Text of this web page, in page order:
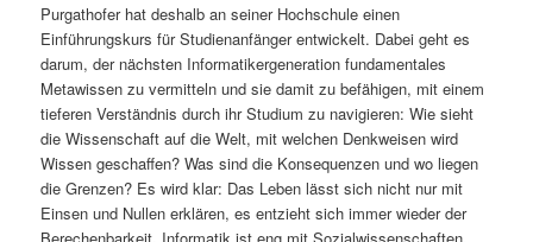
n
Purgathofer hat deshalb an seiner Hochschule einen
Einführungskurs für Studienanfänger entwickelt. Dabei geht es
darum, der nächsten Informatikergeneration fundamentales
Metawissen zu vermitteln und sie damit zu befähigen, mit einem
tieferen Verständnis durch ihr Studium zu navigieren: Wie sieht
die Wissenschaft auf die Welt, mit welchen Denkweisen wird
Wissen geschaffen? Was sind die Konsequenzen und wo liegen
die Grenzen? Es wird klar: Das Leben lässt sich nicht nur mit
Einsen und Nullen erklären, es entzieht sich immer wieder der
Berechenbarkeit. Informatik ist eng mit Sozialwissenschaften,